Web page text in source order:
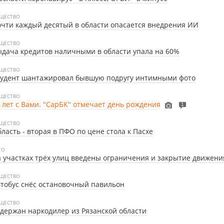
каждый десятый в области опасается внедрения ИИ
кредитов наличными в области упала на 60%
шантажировал бывшую подругу интимными фото
лет с Вами. "СарБК" отмечает день рождения 1
- вторая в ПФО по цене стола к Пасхе
участках трёх улиц введены ограничения и закрытие
снёс остановочный павильон
наркодилер из Рязанской области